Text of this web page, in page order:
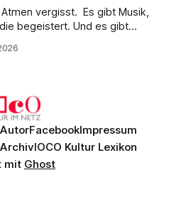
Es gibt Musik,
begeistert. Und es gibt
Wiesbaden, an dem
FacebookImpressum
ArchivIOCO Kultur Lexikon
mit Ghost